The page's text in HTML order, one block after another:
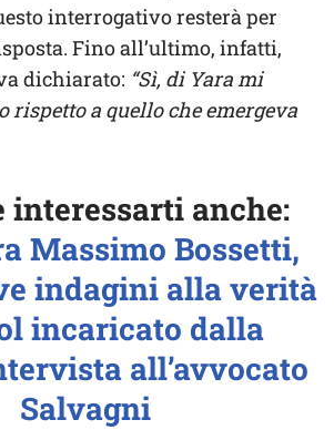
interrogativo resterà per
Fino all’ultimo, infatti,
dichiarato: “Sì, di Yara mi
rispetto a quello che emergeva
interessarti anche:
Massimo Bossetti,
indagini alla verità
incaricato dalla
all’avvocato
Salvagni